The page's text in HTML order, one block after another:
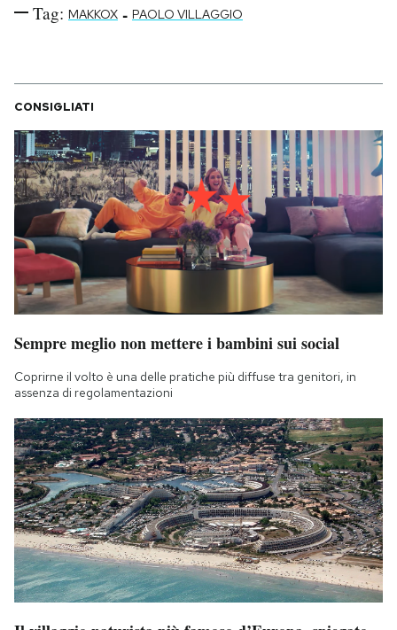
Tag: MAKKOX - PAOLO VILLAGGIO
CONSIGLIATI
Sempre meglio non mettere i bambini sui social
Coprirne il volto è una delle pratiche più diffuse tra genitori, in
assenza di regolamentazioni